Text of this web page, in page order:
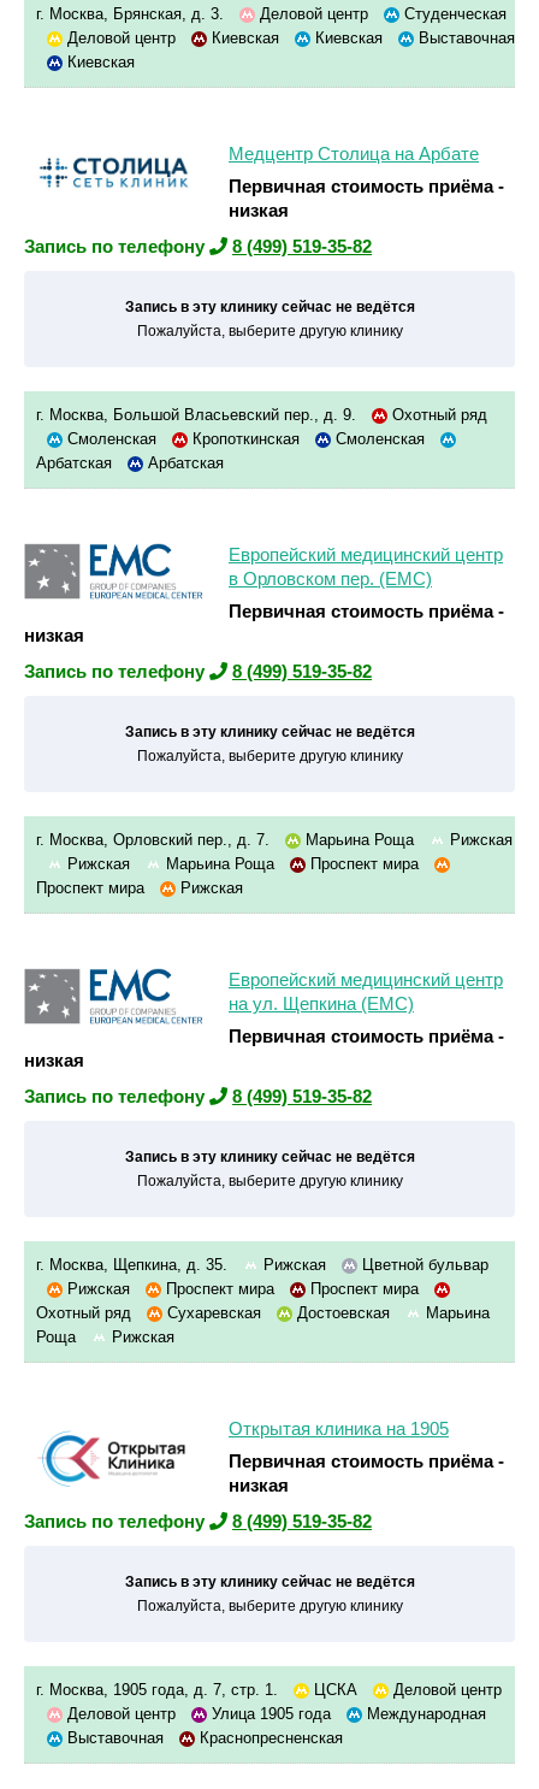
г. Москва, Брянская, д. 3. Деловой центр
Студенческая
Деловой центр
Киевская Киевская
Выставочная
Киевская
Медцентр Столица на Арбате
Первичная стоимость приёма -
низкая
Запись по телефону
8 (499) 519-35-82
Запись в эту клинику сейчас не ведётся
Пожалуйста, выберите другую клинику
г. Москва, Большой Власьевский пер., д. 9.
Охотный ряд
Смоленская
Кропоткинская
Смоленская
Арбатская
Арбатская
Европейский медицинский центр
в Орловском пер. (ЕМС)
Первичная стоимость приёма -
низкая
Запись по телефону
8 (499) 519-35-82
Запись в эту клинику сейчас не ведётся
Пожалуйста, выберите другую клинику
г. Москва, Орловский пер., д. 7. Марьина Роща
Рижская
Рижская
Марьина Роща
Проспект мира
Проспект мира
Рижская
Европейский медицинский центр
на ул. Щепкина (ЕМС)
Первичная стоимость приёма -
низкая
Запись по телефону
8 (499) 519-35-82
Запись в эту клинику сейчас не ведётся
Пожалуйста, выберите другую клинику
г. Москва, Щепкина, д. 35. Рижская
Цветной бульвар
Рижская
Проспект мира
Проспект мира
Охотный ряд
Сухаревская Достоевская
Марьина
Роща
Рижская
Открытая клиника на 1905
Первичная стоимость приёма -
низкая
Запись по телефону
8 (499) 519-35-82
Запись в эту клинику сейчас не ведётся
Пожалуйста, выберите другую клинику
г. Москва, 1905 года, д. 7, стр. 1. ЦСКА
Деловой центр
Деловой центр
Улица 1905 года
Международная
Выставочная
Краснопресненская